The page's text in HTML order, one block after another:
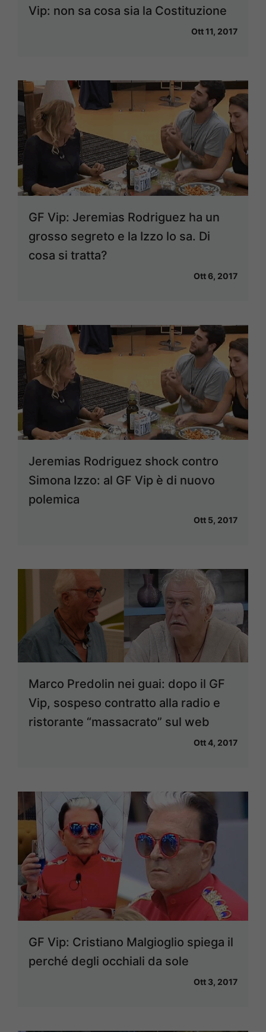
Vip: non sa cosa sia la Costituzione
Ott 11, 2017
GF Vip: Jeremias Rodriguez ha un
grosso segreto e la Izzo lo sa. Di
cosa si tratta?
Ott 6, 2017
Jeremias Rodriguez shock contro
Simona Izzo: al GF Vip è di nuovo
polemica
Ott 5, 2017
Marco Predolin nei guai: dopo il GF
Vip, sospeso contratto alla radio e
ristorante “massacrato” sul web
Ott 4, 2017
GF Vip: Cristiano Malgioglio spiega il
perché degli occhiali da sole
Ott 3, 2017